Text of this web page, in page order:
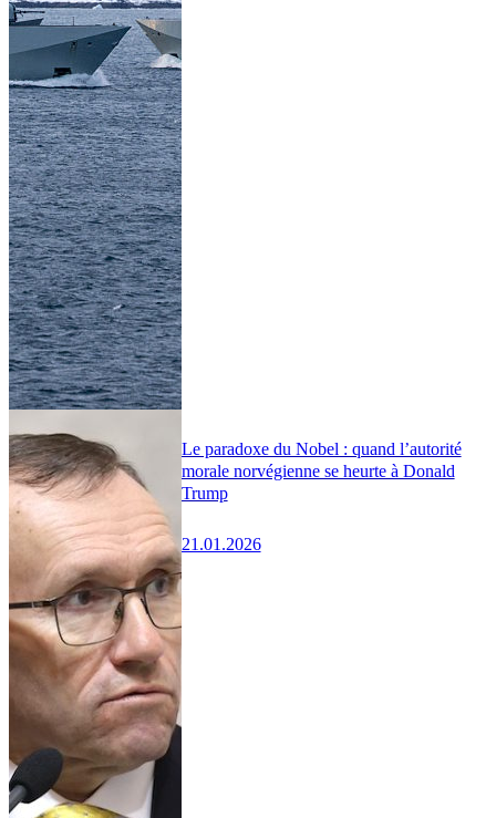
Le paradoxe du Nobel : quand l’autorité
morale norvégienne se heurte à Donald
Trump
21.01.2026